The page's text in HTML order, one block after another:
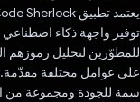
توفير واجهة ذكاء
للمطوّرين لتحليل رموزهم
سمة للجودة ومجموعة من